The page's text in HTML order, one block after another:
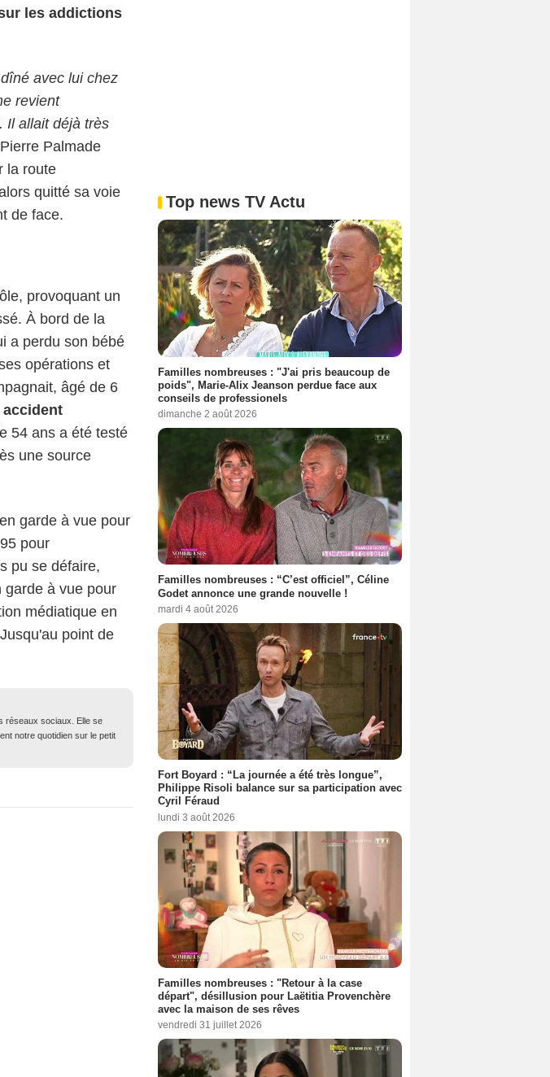
les addictions
avec lui chez
revient
Il allait déjà très
Palmade
la route
quitté sa voie
de face.
provoquant un
À bord de la
a perdu son bébé
opérations et
âgé de 6
accident
54 ans a été testé
une source
garde à vue pour
pour
pu se défaire,
garde à vue pour
médiatique en
point de
réseaux sociaux. Elle se
notre quotidien sur le petit
Top news TV Actu
Familles nombreuses : "J'ai pris beaucoup de
poids", Marie-Alix Jeanson perdue face aux
conseils de professionels
dimanche 2 août 2026
Familles nombreuses : “C’est officiel”, Céline
Godet annonce une grande nouvelle !
mardi 4 août 2026
Fort Boyard : “La journée a été très longue”,
Philippe Risoli balance sur sa participation avec
Cyril Féraud
lundi 3 août 2026
Familles nombreuses : "Retour à la case
départ", désillusion pour Laëtitia Provenchère
avec la maison de ses rêves
vendredi 31 juillet 2026